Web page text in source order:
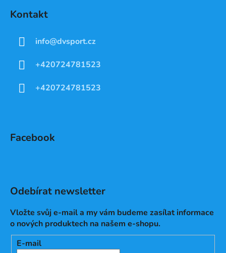
Kontakt
info@dvsport.cz
+420724781523
+420724781523
Facebook
Odebírat newsletter
Vložte svůj e-mail a my vám budeme zasílat informace
o nových produktech na našem e-shopu.
E-mail